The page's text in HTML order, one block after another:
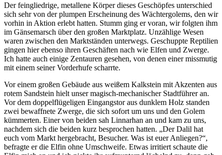
Der feingliedrige, metallene Körper dieses Geschöpfes unterschied
sich sehr von der plumpen Erscheinung des Wächtergolems, den wir
vorhin in Aktion erlebt hatten. Stumm ging er voran, wir folgten ihm
im Gänsemarsch über den großen Marktplatz. Unzählige Wesen
waren zwischen den Marktständen unterwegs. Geschuppte Reptilien
gingen hier ebenso ihren Geschäften nach wie Elfen und Zwerge.
Ich hatte auch einige Zentauren gesehen, von denen einer missmutig
mit einem seiner Vorderhufe scharrte.
Vor einem großen Gebäude aus weißem Kalkstein mit Akzenten aus
rotem Sandstein hielt unser magisch-mechanischer Stadtführer an.
Vor dem doppelflügeligen Eingangstor aus dunklem Holz standen
zwei bewaffnete Zwerge, die sich sofort um uns und den Golem
kümmerten. Einer von beiden sah Linnarhan an und kam zu uns,
nachdem sich die beiden kurz besprochen hatten. „Der Dalil hat
euch vom Markt hergebracht, Besucher. Was ist euer Anliegen?“,
befragte er die Elfin ohne Umschweife. Etwas irritiert schaute die